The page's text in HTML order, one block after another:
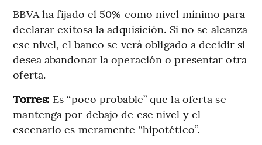
BBVA ha fijado el 50% como nivel mínimo para
declarar exitosa la adquisición. Si no se alcanza
ese nivel, el banco se verá obligado a decidir si
desea abandonar la operación o presentar otra
oferta.
Torres: Es “poco probable” que la oferta se
mantenga por debajo de ese nivel y el
escenario es meramente “hipotético”.